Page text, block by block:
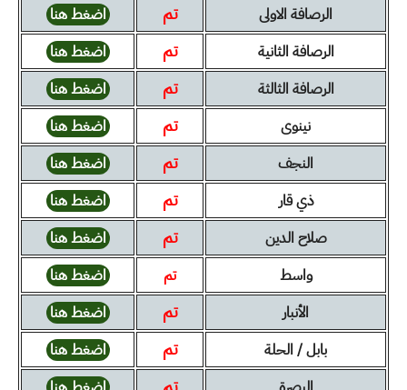
الرصافة الاولى
تم
اضغط هنا
الرصافة الثانية
تم
اضغط هنا
الرصافة الثالثة
تم
اضغط هنا
نينوى
تم
اضغط هنا
النجف
تم
اضغط هنا
ذي قار
تم
اضغط هنا
صلاح الدين
تم
اضغط هنا
واسط
تم
اضغط هنا
الأنبار
تم
اضغط هنا
بابل / الحلة
تم
اضغط هنا